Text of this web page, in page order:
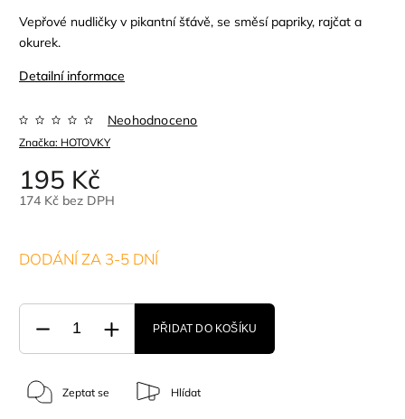
Vepřové nudličky v pikantní šťávě, se směsí papriky, rajčat a
okurek.
Detailní informace
Značka: HOTOVKY
Neohodnoceno
195 Kč
174 Kč bez DPH
DODÁNÍ ZA 3-5 DNÍ
PŘIDAT DO KOŠÍKU
Zeptat se Hlídat